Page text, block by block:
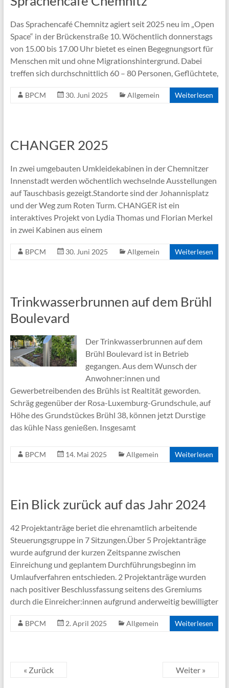
Das Sprachencafé Chemnitz agiert seit 2025 neu im „Open
Space“ in der Brückenstraße 10. Wöchentlich donnerstags
von 15.00 bis 17.00 Uhr bietet es einen Begegnungsort für
Menschen mit und ohne Migrationshintergrund. Dabei
treffen sich durchschnittlich 60 – 80 Personen, Geflüchtete,
BPCM 30. Juni 2025 Allgemein Weiterlesen
CHANGER 2025
In zwei umgebauten Umkleidekabinen in der Chemnitzer
Innenstadt werden wöchentlich wechselnde Ausstellungen
auf Tauschbasis gezeigt.Standorte sind der Johannisplatz
und der Weg zum Roten Turm. CHANGER ist ein
interaktives Projekt von Lydia Thomas und Florian Merkel
in zwei Kabinen aus einem
BPCM 30. Juni 2025 Allgemein Weiterlesen
Trinkwasserbrunnen auf dem Brühl
Boulevard
Der Trinkwasserbrunnen auf dem
Brühl Boulevard ist in Betrieb
gegangen. Aus dem Wunsch der
Anwohner:innen und
Gewerbetreibenden des Brühls ist Realtität geworden.
Schräg gegenüber der Rosa-Luxemburg-Grundschule, auf
Höhe des Grundstückes Brühl 38, können jetzt Durstige
das kühle Nass genießen. Insgesamt
BPCM 14. Mai 2025 Allgemein Weiterlesen
Ein Blick zurück auf das Jahr 2024
42 Projektanträge beriet die ehrenamtlich arbeitende
Steuerungsgruppe in 7 Sitzungen.Über 5 Projektanträge
wurde aufgrund der kurzen Zeitspanne zwischen
Einreichung und geplantem Durchführungsbeginn im
Umlaufverfahren entschieden. 2 Projektanträge wurden
nach positiver Beschlussfassung seitens des Gremiums
durch die Einreicher:innen aufgrund anderweitig bewilligter
BPCM 2. April 2025 Allgemein Weiterlesen
« Zurück Weiter »